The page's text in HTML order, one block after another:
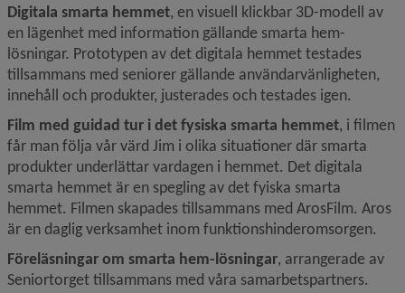
Digitala smarta hemmet, en visuell klickbar 3D-modell av
en lägenhet med information gällande smarta hem-
lösningar. Prototypen av det digitala hemmet testades
tillsammans med seniorer gällande användarvänligheten,
innehåll och produkter, justerades och testades igen.
Film med guidad tur i det fysiska smarta hemmet, i filmen
får man följa vår värd Jim i olika situationer där smarta
produkter underlättar vardagen i hemmet. Det digitala
smarta hemmet är en spegling av det fyiska smarta
hemmet. Filmen skapades tillsammans med ArosFilm. Aros
är en daglig verksamhet inom funktionshinderomsorgen.
Föreläsningar om smarta hem-lösningar, arrangerade av
Seniortorget tillsammans med våra samarbetspartners.